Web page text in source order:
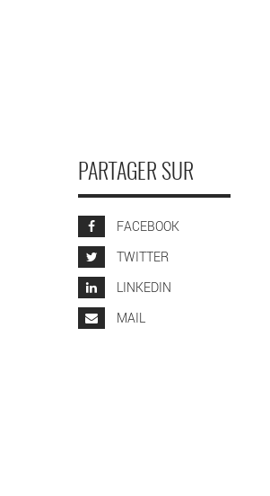
PARTAGER SUR
FACEBOOK
TWITTER
LINKEDIN
MAIL